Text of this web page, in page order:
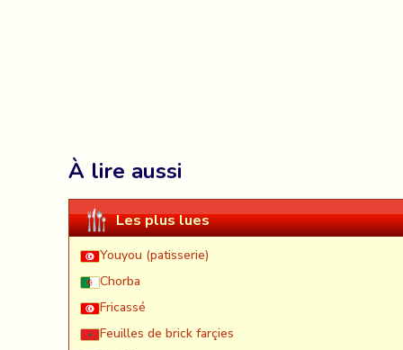
À lire aussi
Les plus lues
Youyou (patisserie)
Chorba
Fricassé
Feuilles de brick farçies